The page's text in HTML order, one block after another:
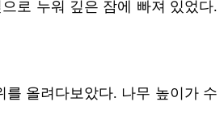
로 누워 깊은 잠에 빠져 있었다.
올려다보았다. 나무 높이가 수